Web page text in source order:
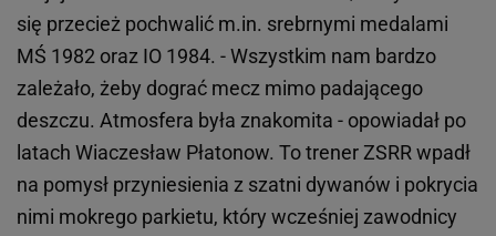
się przecież pochwalić m.in. srebrnymi medalami
MŚ 1982 oraz IO 1984. - Wszystkim nam bardzo
zależało, żeby dograć mecz mimo padającego
deszczu. Atmosfera była znakomita - opowiadał po
latach Wiaczesław Płatonow. To trener ZSRR wpadł
na pomysł przyniesienia z szatni dywanów i pokrycia
nimi mokrego parkietu, który wcześniej zawodnicy